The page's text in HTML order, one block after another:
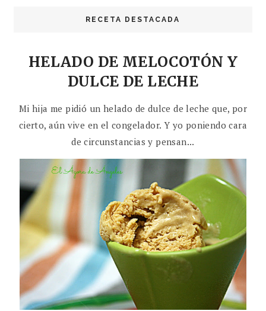
RECETA DESTACADA
HELADO DE MELOCOTÓN Y
DULCE DE LECHE
Mi hija me pidió un helado de dulce de leche que, por
cierto, aún vive en el congelador. Y yo poniendo cara
de circunstancias y pensan...